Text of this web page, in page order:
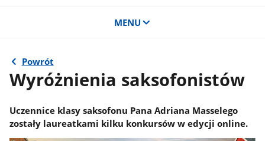
MENU
Powrót
Wyróżnienia saksofonistów
Uczennice klasy saksofonu Pana Adriana Masselego
zostały laureatkami kilku konkursów w edycji online.